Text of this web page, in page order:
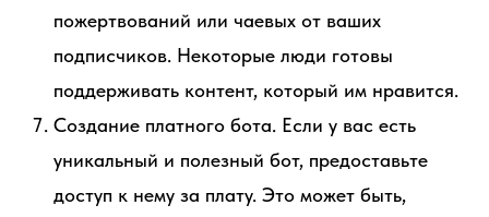
пожертвований или чаевых от ваших
подписчиков. Некоторые люди готовы
поддерживать контент, который им нравится.
Создание платного бота. Если у вас есть
уникальный и полезный бот, предоставьте
доступ к нему за плату. Это может быть,